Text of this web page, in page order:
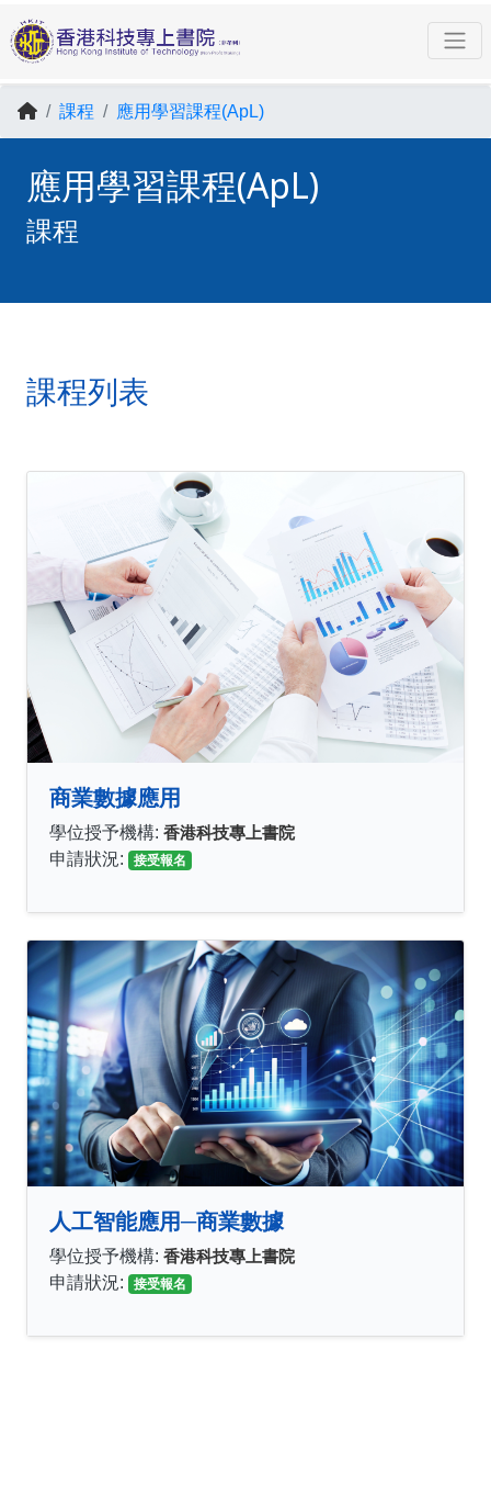
課程 應用學習課程(ApL)
應用學習課程(ApL)
課程
課程列表
商業數據應用
學位授予機構: 香港科技專上書院
申請狀況:
接受報名
人工智能應用─商業數據
學位授予機構: 香港科技專上書院
申請狀況:
接受報名